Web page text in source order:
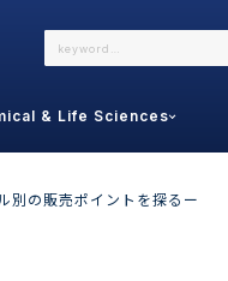
& Life Sciences
別の販売ポイントを探るー